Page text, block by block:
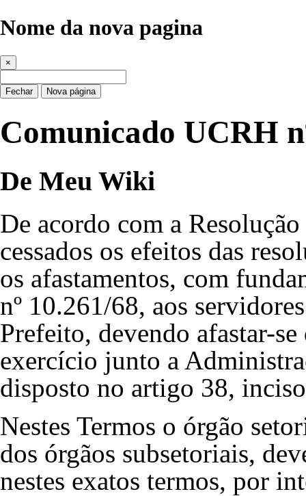
Nome da nova pagina
×
Fechar Nova página
Comunicado UCRH
De Meu Wiki
De acordo com a
cessados os efeitos das
os afastamentos, com
nº 10.261/68, aos
Prefeito, devendo afastar-
exercício junto a
disposto no artigo 38,
Nestes Termos o órgão
dos órgãos subsetoriais,
nestes exatos termos, por